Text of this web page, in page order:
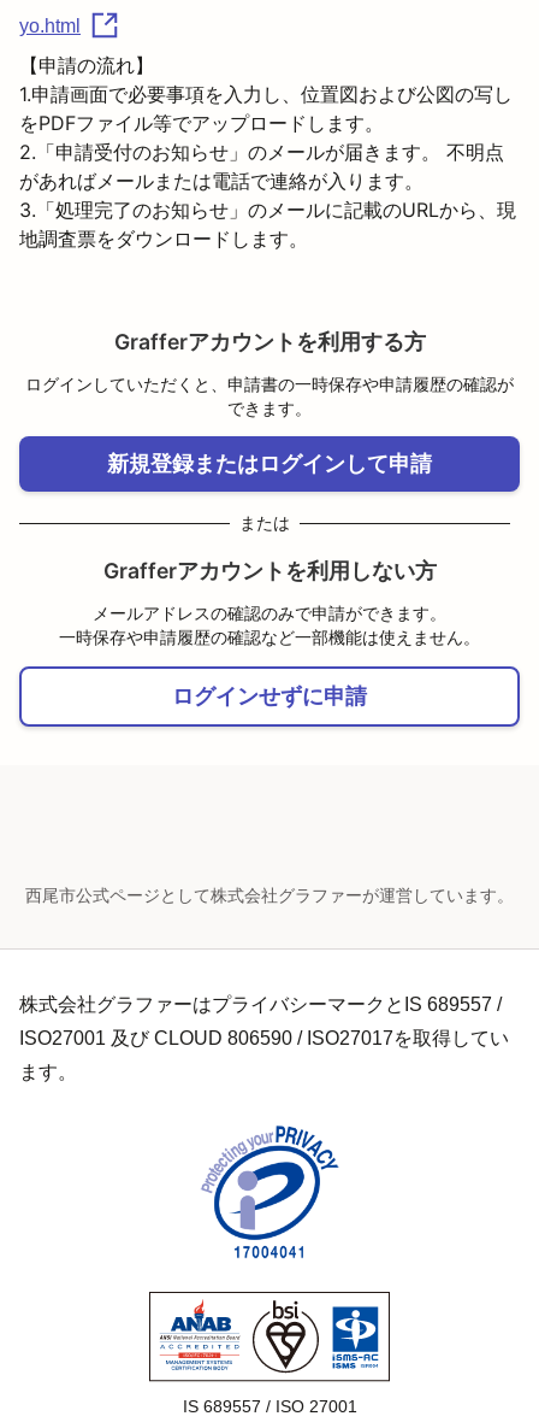
yo.html
【申請の流れ】
1.申請画面で必要事項を入力し、位置図および公図の写し
をPDFファイル等でアップロードします。
2.「申請受付のお知らせ」のメールが届きます。 不明点
があればメールまたは電話で連絡が入ります。
3.「処理完了のお知らせ」のメールに記載のURLから、現
地調査票をダウンロードします。
Grafferアカウントを利用する方
ログインしていただくと、申請書の一時保存や申請履歴の確認が
できます。
新規登録またはログインして申請
または
Grafferアカウントを利用しない方
メールアドレスの確認のみで申請ができます。
一時保存や申請履歴の確認など一部機能は使えません。
ログインせずに申請
西尾市公式ページとして株式会社グラファーが運営しています。
株式会社グラファーはプライバシーマークとIS 689557 /
ISO27001 及び CLOUD 806590 / ISO27017を取得してい
ます。
IS 689557 / ISO 27001